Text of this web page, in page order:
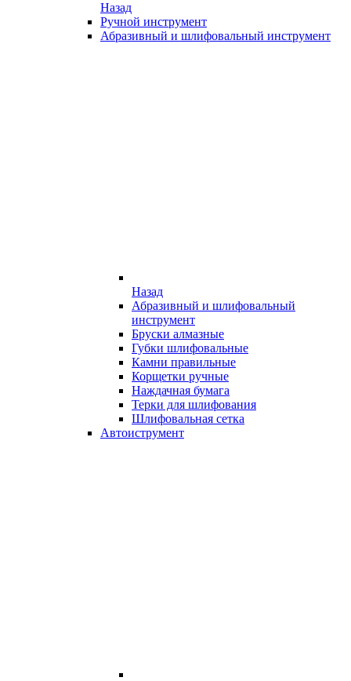
Назад
Ручной инструмент
Абразивный и шлифовальный инструмент
Назад
Абразивный и шлифовальный
инструмент
Бруски алмазные
Губки шлифовальные
Камни правильные
Корщетки ручные
Наждачная бумага
Терки для шлифования
Шлифовальная сетка
Автоиструмент